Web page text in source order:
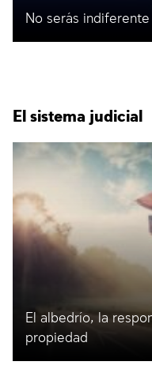
No serás
El sistema judicial
El albedrío, la
propiedad